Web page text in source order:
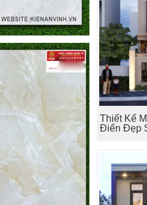
Thiết Kế
Điển Đẹp